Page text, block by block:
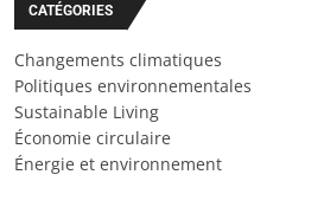
CATÉGORIES
Changements climatiques
Politiques environnementales
Sustainable Living
Économie circulaire
Énergie et environnement